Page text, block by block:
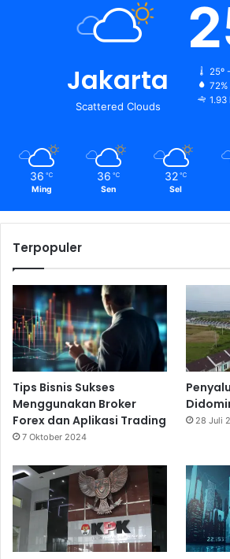
Jakarta
Scattered Clouds
25º
72%
1.93
36 ℃
Ming
36 ℃
Sen
32 ℃
Sel
Terpopuler
Tips Bisnis Sukses
Menggunakan Broker
Forex dan Aplikasi Trading
7 Oktober 2024
28 Juli